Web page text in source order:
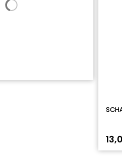
SCHAAR
13,00